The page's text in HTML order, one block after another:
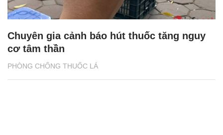
PHÒNG CHỐNG THUỐC LÁ
Chuyên gia cảnh báo hút thuốc tăng nguy
cơ tâm thần